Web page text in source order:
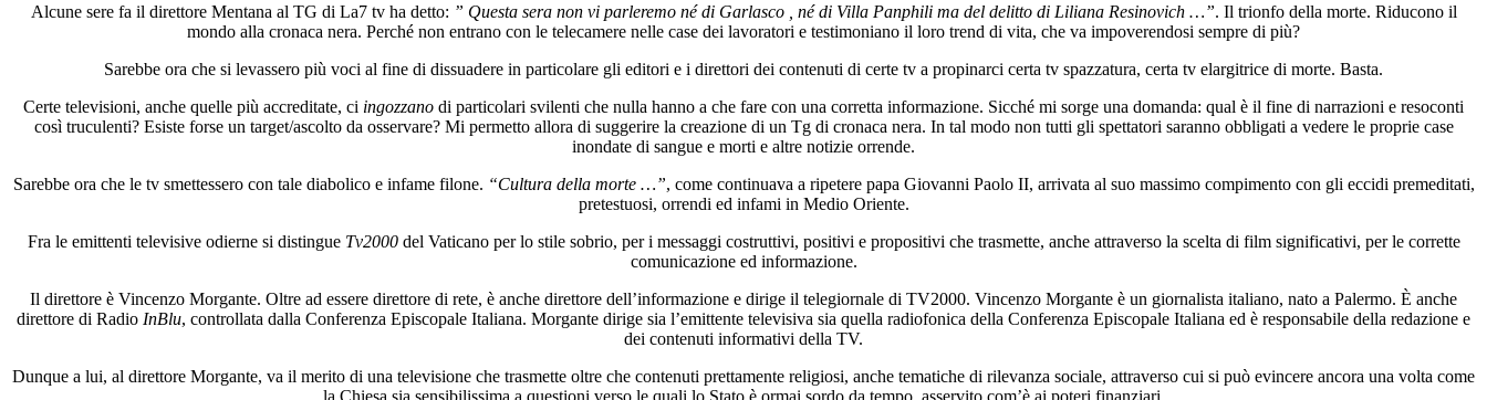
Alcune sere fa il direttore Mentana al TG di La7 tv ha detto: ” Questa sera non vi parleremo né di Garlasco , né di Villa Panphili ma del delitto di Liliana Resinovich …”. Il trionfo della morte. Riducono il
mondo alla cronaca nera. Perché non entrano con le telecamere nelle case dei lavoratori e testimoniano il loro trend di vita, che va impoverendosi sempre di più?
Sarebbe ora che si levassero più voci al fine di dissuadere in particolare gli editori e i direttori dei contenuti di certe tv a propinarci certa tv spazzatura, certa tv elargitrice di morte. Basta.
Certe televisioni, anche quelle più accreditate, ci ingozzano di particolari svilenti che nulla hanno a che fare con una corretta informazione. Sicché mi sorge una domanda: qual è il fine di narrazioni e resoconti
così truculenti? Esiste forse un target/ascolto da osservare? Mi permetto allora di suggerire la creazione di un Tg di cronaca nera. In tal modo non tutti gli spettatori saranno obbligati a vedere le proprie case
inondate di sangue e morti e altre notizie orrende.
Sarebbe ora che le tv smettessero con tale diabolico e infame filone. “Cultura della morte …”, come continuava a ripetere papa Giovanni Paolo II, arrivata al suo massimo compimento con gli eccidi premeditati,
pretestuosi, orrendi ed infami in Medio Oriente.
Fra le emittenti televisive odierne si distingue Tv2000del Vaticano per lo stile sobrio, per i messaggi costruttivi, positivi e propositivi che trasmette, anche attraverso la scelta di film significativi, per le corrette
comunicazione ed informazione.
Il direttore è Vincenzo Morgante. Oltre ad essere direttore di rete, è anche direttore dell’informazione e dirige il telegiornale di TV2000. Vincenzo Morgante è un giornalista italiano, nato a Palermo. È anche
direttore di Radio InBlu, controllata dalla Conferenza Episcopale Italiana. Morgante dirige sia l’emittente televisiva sia quella radiofonica della Conferenza Episcopale Italiana ed è responsabile della redazione e
dei contenuti informativi della TV.
Dunque a lui, al direttore Morgante, va il merito di una televisione che trasmette oltre che contenuti prettamente religiosi, anche tematiche di rilevanza sociale, attraverso cui si può evincere ancora una volta come
la Chiesa sia sensibilissima a questioni verso le quali lo Stato è ormai sordo da tempo, asservito com’è ai poteri finanziari.